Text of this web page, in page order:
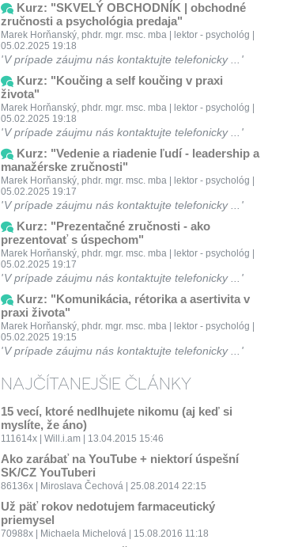
Kurz: "SKVELÝ OBCHODNÍK | obchodné
zručnosti a psychológia predaja"
Marek Horňanský, phdr. mgr. msc. mba | lektor - psychológ |
05.02.2025 19:18
V prípade záujmu nás kontaktujte telefonicky ...
Kurz: "Koučing a self koučing v praxi
života"
Marek Horňanský, phdr. mgr. msc. mba | lektor - psychológ |
05.02.2025 19:18
V prípade záujmu nás kontaktujte telefonicky ...
Kurz: "Vedenie a riadenie ľudí - leadership a
manažérske zručnosti"
Marek Horňanský, phdr. mgr. msc. mba | lektor - psychológ |
05.02.2025 19:17
V prípade záujmu nás kontaktujte telefonicky ...
Kurz: "Prezentačné zručnosti - ako
prezentovať s úspechom"
Marek Horňanský, phdr. mgr. msc. mba | lektor - psychológ |
05.02.2025 19:17
V prípade záujmu nás kontaktujte telefonicky ...
Kurz: "Komunikácia, rétorika a asertivita v
praxi života"
Marek Horňanský, phdr. mgr. msc. mba | lektor - psychológ |
05.02.2025 19:15
V prípade záujmu nás kontaktujte telefonicky ...
NAJČÍTANEJŠIE ČLÁNKY
15 vecí, ktoré nedlhujete nikomu (aj keď si
myslíte, že áno)
111614x | Will.i.am | 13.04.2015 15:46
Ako zarábať na YouTube + niektorí úspešní
SK/CZ YouTuberi
86136x | Miroslava Čechová | 25.08.2014 22:15
Už päť rokov nedotujem farmaceutický
priemysel
70988x | Michaela Michelová | 15.08.2016 11:18